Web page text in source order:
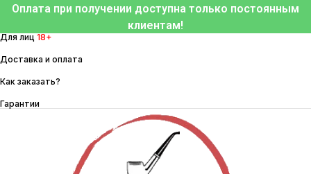
Перейти
содержимому
Оплата при получении доступна только постоянным
клиентам!
Для лиц 18+
Доставка и оплата
Как заказать?
Гарантии